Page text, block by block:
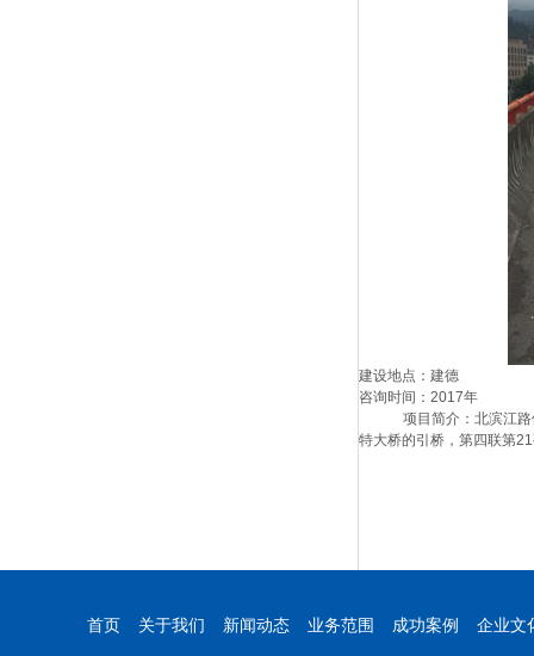
建设地点：建德
咨询时间：2017年
项目简介：北滨江
特大桥的引桥，第四联第
首页 关于我们 新闻动态 业务范围 成功案例 企业文